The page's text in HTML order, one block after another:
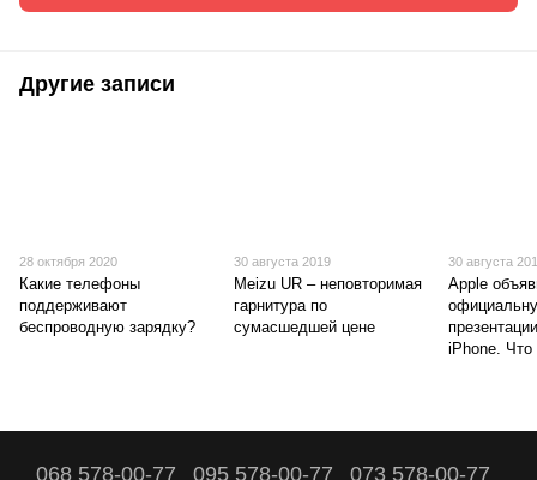
Другие записи
28 октября 2020
Какие телефоны
поддерживают
беспроводную зарядку?
30 августа 2019
Meizu UR – неповторимая
гарнитура по
сумасшедшей цене
30 августа
Apple
iPhone. Что
068 578-00-77 095 578-00-77 073 578-00-77